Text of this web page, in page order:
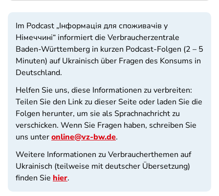
Im Podcast „Інформація для споживачів у
Німеччині“ informiert die Verbraucherzentrale
Baden-Württemberg in kurzen Podcast-Folgen (2 – 5
Minuten) auf Ukrainisch über Fragen des Konsums in
Deutschland.
Helfen Sie uns, diese Informationen zu verbreiten:
Teilen Sie den Link zu dieser Seite oder laden Sie die
Folgen herunter, um sie als Sprachnachricht zu
verschicken. Wenn Sie Fragen haben, schreiben Sie
uns unteronline@vz-bw.de.
Weitere Informationen zu Verbraucherthemen auf
Ukrainisch (teilweise mit deutscher Übersetzung)
finden Sie hier.